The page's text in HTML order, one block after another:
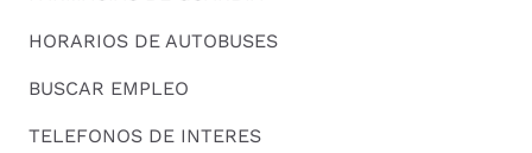
HORARIOS DE AUTOBUSES
BUSCAR EMPLEO
TELEFONOS DE INTERES